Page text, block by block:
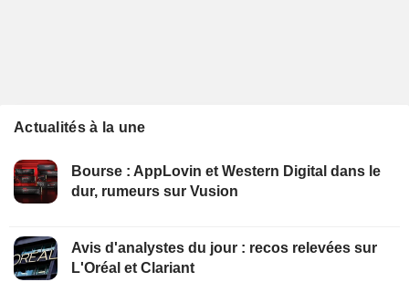
Actualités à la une
Bourse : AppLovin et Western Digital dans le
dur, rumeurs sur Vusion
Avis d'analystes du jour : recos relevées sur
L'Oréal et Clariant